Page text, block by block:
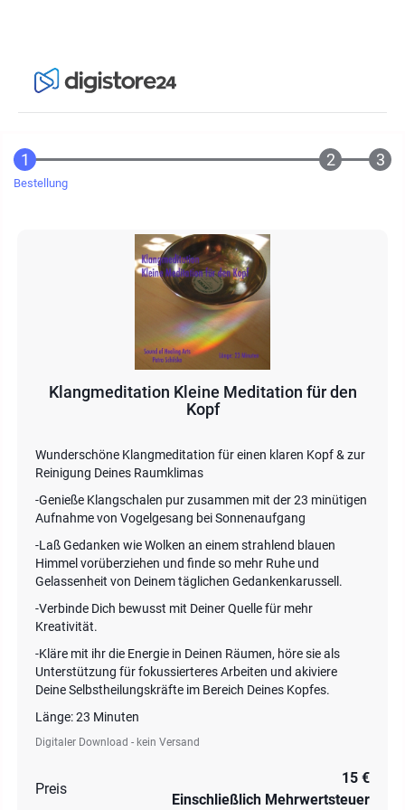
Bestellung
Klangmeditation Kleine Meditation für den
Kopf
Wunderschöne Klangmeditation für einen klaren Kopf & zur
Reinigung Deines Raumklimas
-Genieße Klangschalen pur zusammen mit der 23 minütigen
Aufnahme von Vogelgesang bei Sonnenaufgang
-Laß Gedanken wie Wolken an einem strahlend blauen
Himmel vorüberziehen und finde so mehr Ruhe und
Gelassenheit von Deinem täglichen Gedankenkarussell.
-Verbinde Dich bewusst mit Deiner Quelle für mehr
Kreativität.
-Kläre mit ihr die Energie in Deinen Räumen, höre sie als
Unterstützung für fokussierteres Arbeiten und akiviere
Deine Selbstheilungskräfte im Bereich Deines Kopfes.
Länge: 23 Minuten
Digitaler Download - kein Versand
Preis
15 €
Einschließlich Mehrwertsteuer